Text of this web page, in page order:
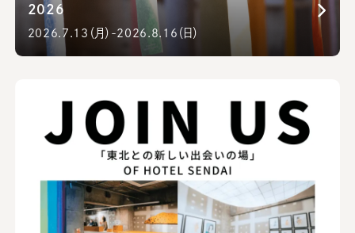
2026
2026.7.13（月）-2026.8.16（日）